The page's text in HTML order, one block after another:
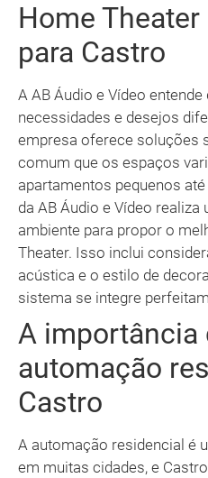
Home
para Castro
A AB Áudio e Vídeo
necessidades e desejos
empresa oferece soluções
comum que os espaços
apartamentos pequenos
da AB Áudio e Vídeo
ambiente para propor o
Theater. Isso inclui
acústica e o estilo de
sistema se integre
A importância
automação
Castro
A automação residencial é
em muitas cidades, e